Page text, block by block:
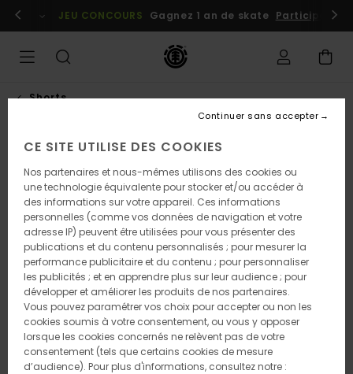
l'information
Se connecter / s'inscrire
JEU CONCOURS Gagnez 1 an de skate Participez
Shorts
CE SITE UTILISE DES COOKIES
Nos partenaires et nous-mêmes utilisons des cookies ou
une technologie équivalente pour stocker et/ou accéder à
des informations sur votre appareil. Ces informations
personnelles (comme vos données de navigation et votre
adresse IP) peuvent être utilisées pour vous présenter des
publications et du contenu personnalisés ; pour mesurer la
performance publicitaire et du contenu ; pour personnaliser
les publicités ; et en apprendre plus sur leur audience ; pour
développer et améliorer les produits de nos partenaires.
Vous pouvez paramétrer vos choix pour accepter ou non les
cookies soumis à votre consentement, ou vous y opposer
lorsque les cookies concernés ne relèvent pas de votre
consentement (tels que certains cookies de mesure
d’audience). Pour plus d'informations, consultez notre :
Continuer sans accepter